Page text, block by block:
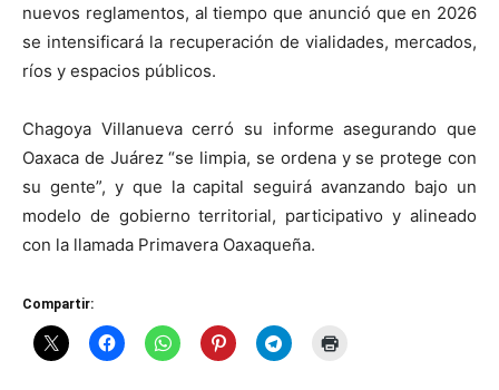
nuevos reglamentos, al tiempo que anunció que en 2026
se intensificará la recuperación de vialidades, mercados,
ríos y espacios públicos.
Chagoya Villanueva cerró su informe asegurando que
Oaxaca de Juárez “se limpia, se ordena y se protege con
su gente”, y que la capital seguirá avanzando bajo un
modelo de gobierno territorial, participativo y alineado
con la llamada Primavera Oaxaqueña.
Compartir: